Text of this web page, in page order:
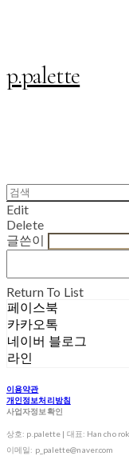
p.palette
Edit
Delete
글쓴이
Return To List
페이스북
카카오톡
네이버 블로그
라인
이용약관
개인정보처리방침
사업자정보확인
상호: p.palette | 대표: Han cho
이메일: p_palette@naver.com